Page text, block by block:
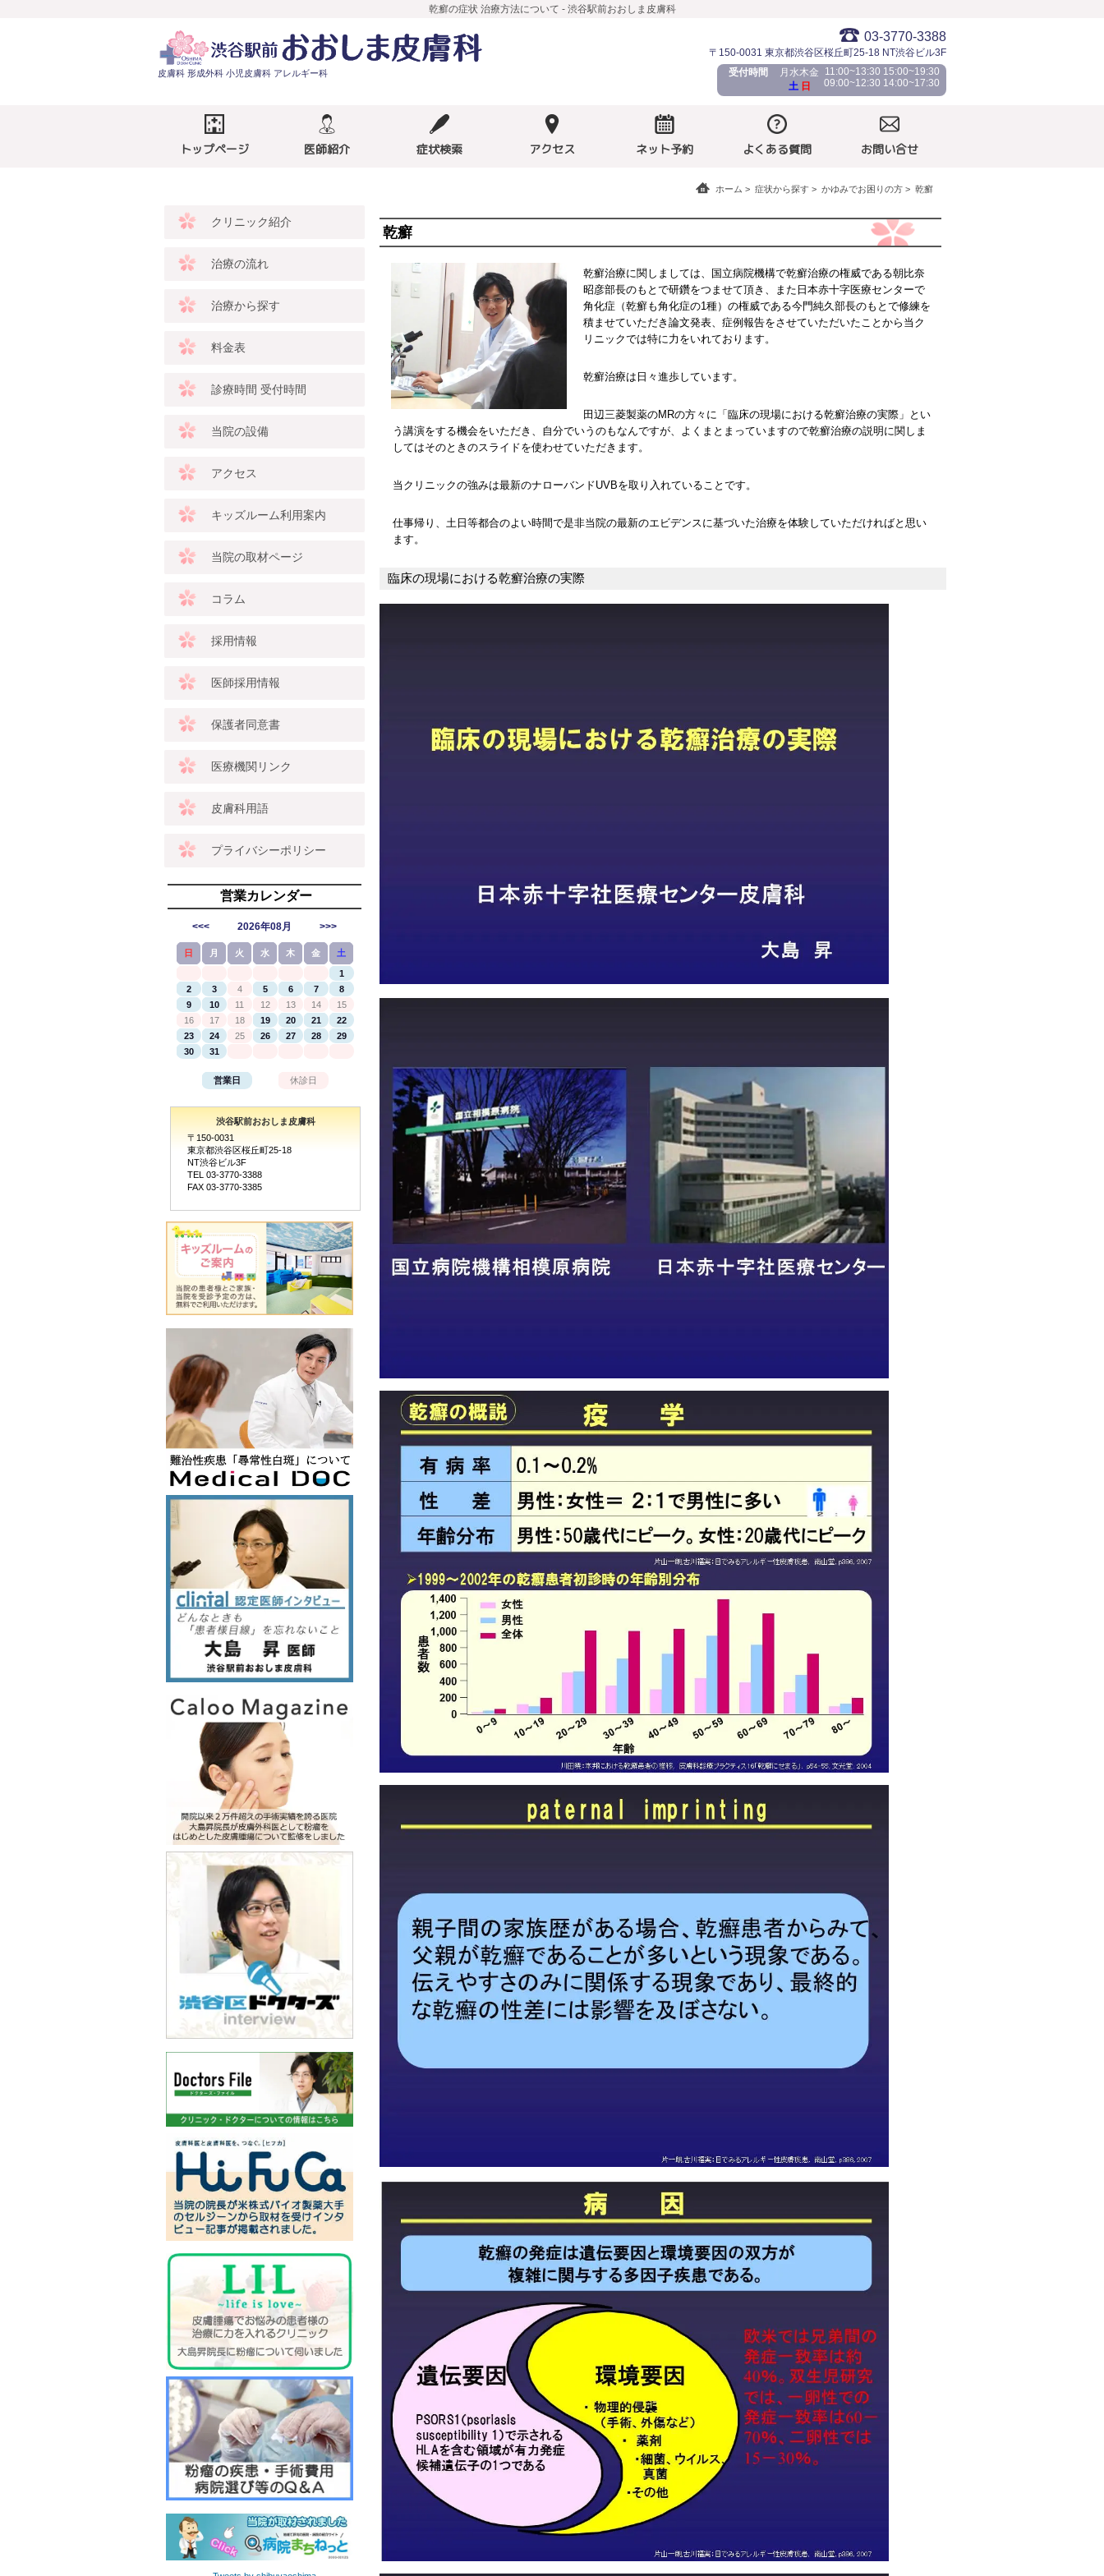
乾癬の症状 治療方法について - 渋谷駅前おおしま皮膚科
皮膚科 形成外科 小児皮膚科 アレルギー科
03-3770-3388
〒150-0031 東京都渋谷区桜丘町25-18 NT渋谷ビル3F
受付時間
月水木金
土 日
11:00~13:30 15:00~19:30
09:00~12:30 14:00~17:30
トップページ 医師紹介 症状検索 アクセス ネット予約 よくある質問 お問い合せ
ホーム 症状から探す かゆみでお困りの方 乾癬
乾癬
乾癬治療に関しましては、国立病院機構で乾癬治療の権威である朝比奈
昭彦部長のもとで研鑽をつませて頂き、また日本赤十字医療センターで
角化症（乾癬も角化症の1種）の権威である今門純久部長のもとで修練を
積ませていただき論文発表、症例報告をさせていただいたことから当ク
リニックでは特に力をいれております。
乾癬治療は日々進歩しています。
田辺三菱製薬のMRの方々に「臨床の現場における乾癬治療の実際」とい
う講演をする機会をいただき、自分でいうのもなんですが、よくまとまっていますので乾癬治療の説明に関しま
してはそのときのスライドを使わせていただきます。
当クリニックの強みは最新のナローバンドUVBを取り入れていることです。
仕事帰り、土日等都合のよい時間で是非当院の最新のエビデンスに基づいた治療を体験していただければと思い
ます。
臨床の現場における乾癬治療の実際
クリニック紹介
治療の流れ
治療から探す
料金表
診療時間 受付時間
当院の設備
アクセス
キッズルーム利用案内
当院の取材ページ
コラム
採用情報
医師採用情報
保護者同意書
医療機関リンク
皮膚科用語
プライバシーポリシー
営業カレンダー
<<< 2026年08月 >>>
日 月 火 水 木 金 土
1
2
3 4 5 6 7
8
9
10 11 12 13 14
15
16
17 18 19 20 21
22
23
24 25 26 27 28
29
30
31
営業日 休診日
渋谷駅前おおしま皮膚科
〒150-0031
東京都渋谷区桜丘町25-18
NT渋谷ビル3F
TEL 03-3770-3388
FAX 03-3770-3385